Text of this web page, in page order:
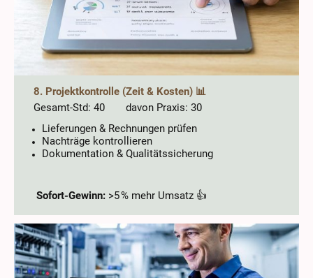
8. Projektkontrolle (Zeit & Kosten) 📊
Gesamt-Std: 40 davon Praxis: 30
Lieferungen & Rechnungen prüfen
Nachträge kontrollieren
Dokumentation & Qualitätssicherung
Sofort-Gewinn: >5 % mehr Umsatz 👍